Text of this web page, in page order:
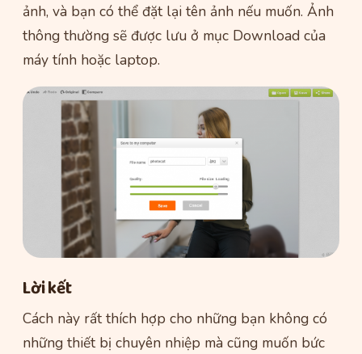
ảnh, và bạn có thể đặt lại tên ảnh nếu muốn. Ảnh
thông thường sẽ được lưu ở mục Download của
máy tính hoặc laptop.
Lời kết
Cách này rất thích hợp cho những bạn không có
những thiết bị chuyên nhiệp mà cũng muốn bức